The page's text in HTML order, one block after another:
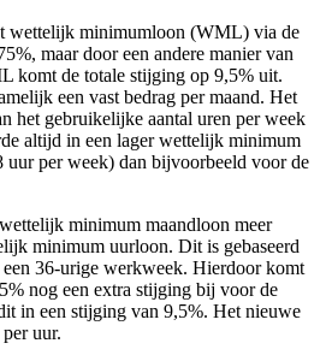
wettelijk minimumloon (WML) via de
maar door een andere manier van
komt de totale stijging op 9,5% uit.
een vast bedrag per maand. Het
het gebruikelijke aantal uren per week
altijd in een lager wettelijk minimum
uur per week) dan bijvoorbeeld voor de
minimum maandloon meer
minimum uurloon. Dit is gebaseerd
36-urige werkweek. Hierdoor komt
nog een extra stijging bij voor de
in een stijging van 9,5%. Het nieuwe
uur.